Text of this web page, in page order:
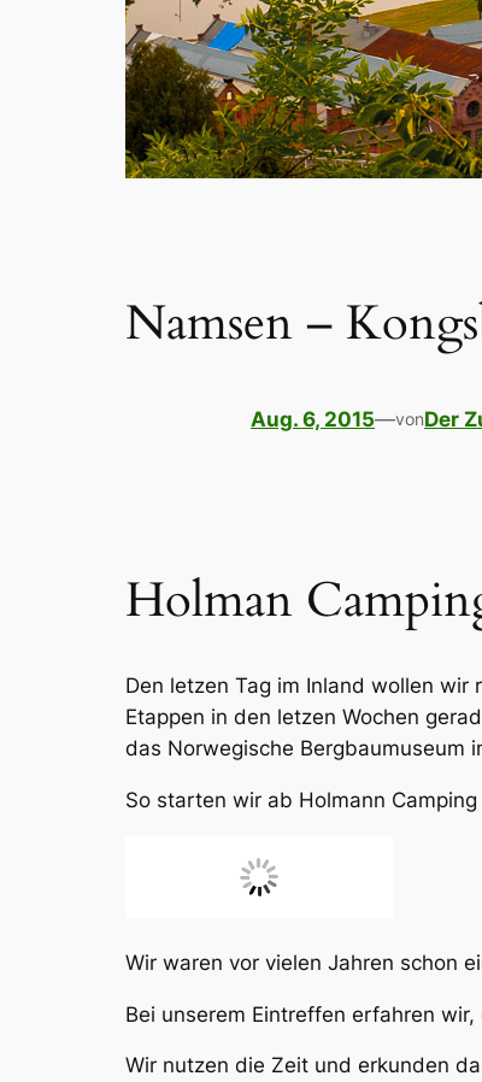
Namsen –
Aug. 6, 2015—vonDer
Holman
Den letzen Tag im Inland wollen wir
Etappen in den letzen Wochen
das Norwegische Bergbaumuseum
So starten wir ab Holmann
Wir waren vor vielen Jahren schon
Bei unserem Eintreffen erfahren
Wir nutzen die Zeit und erkunden